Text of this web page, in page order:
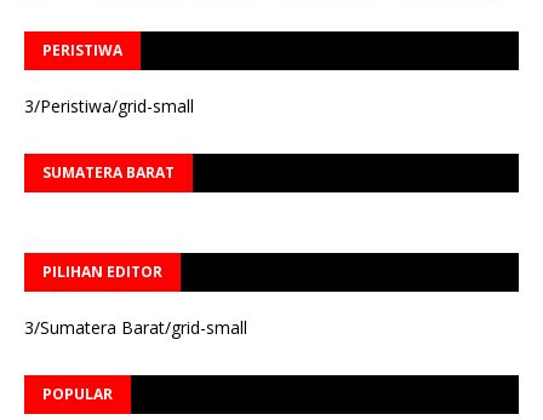
PERISTIWA
3/Peristiwa/grid-small
SUMATERA BARAT
PILIHAN EDITOR
3/Sumatera Barat/grid-small
POPULAR